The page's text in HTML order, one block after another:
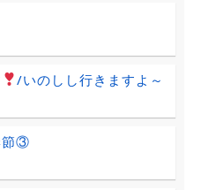
/いのしし行きますよ～
節③